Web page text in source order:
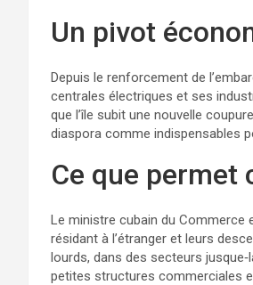
Un pivot
Depuis le renforcement de
centrales électriques et ses
que l’île subit une nouvelle
diaspora comme indispensables
Ce que permet
Le ministre cubain du Commerce
résidant à l’étranger et leurs
lourds, dans des secteurs
petites structures commerciales